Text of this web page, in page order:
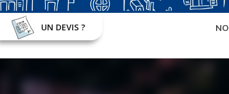
UN DEVIS ?